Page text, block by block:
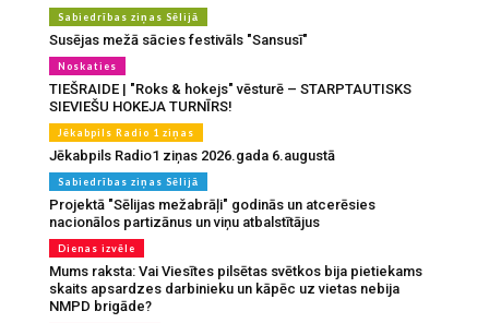
Sabiedrības ziņas Sēlijā
Susējas mežā sācies festivāls "Sansusī"
Noskaties
TIEŠRAIDE | "Roks & hokejs" vēsturē – STARPTAUTISKS
SIEVIEŠU HOKEJA TURNĪRS!
Jēkabpils Radio 1 ziņas
Jēkabpils Radio1 ziņas 2026.gada 6.augustā
Sabiedrības ziņas Sēlijā
Projektā "Sēlijas mežabrāļi" godinās un atcerēsies
nacionālos partizānus un viņu atbalstītājus
Dienas izvēle
Mums raksta: Vai Viesītes pilsētas svētkos bija pietiekams
skaits apsardzes darbinieku un kāpēc uz vietas nebija
NMPD brigāde?